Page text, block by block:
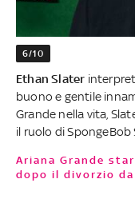
6/10
Ethan Slater
buono e gentile
Grande nella vita,
il ruolo di
Ariana Grande starebbe frequentando Ethan Slater
dopo il divorzio da